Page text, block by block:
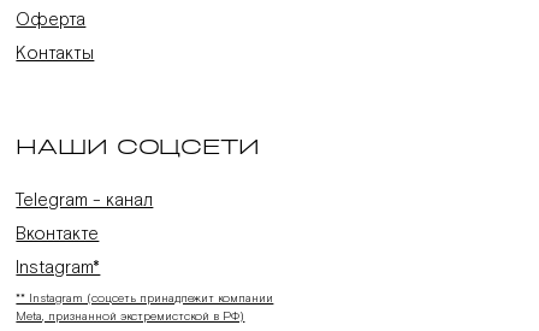
НАШИ СОЦСЕТИ
Telegram - канал
Вконтакте
Instagram*
** Instagram (соцсеть принадлежит компании
Meta, признанной экстремистской в РФ)
Оферта
Контакты